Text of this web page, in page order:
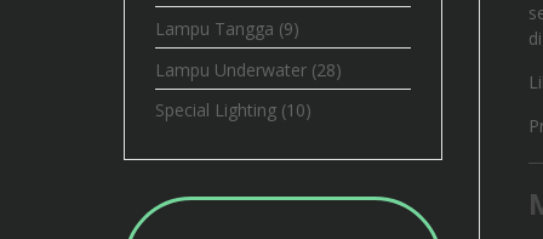
Lampu Tangga (9)
Lampu Underwater (28)
Special Lighting (10)